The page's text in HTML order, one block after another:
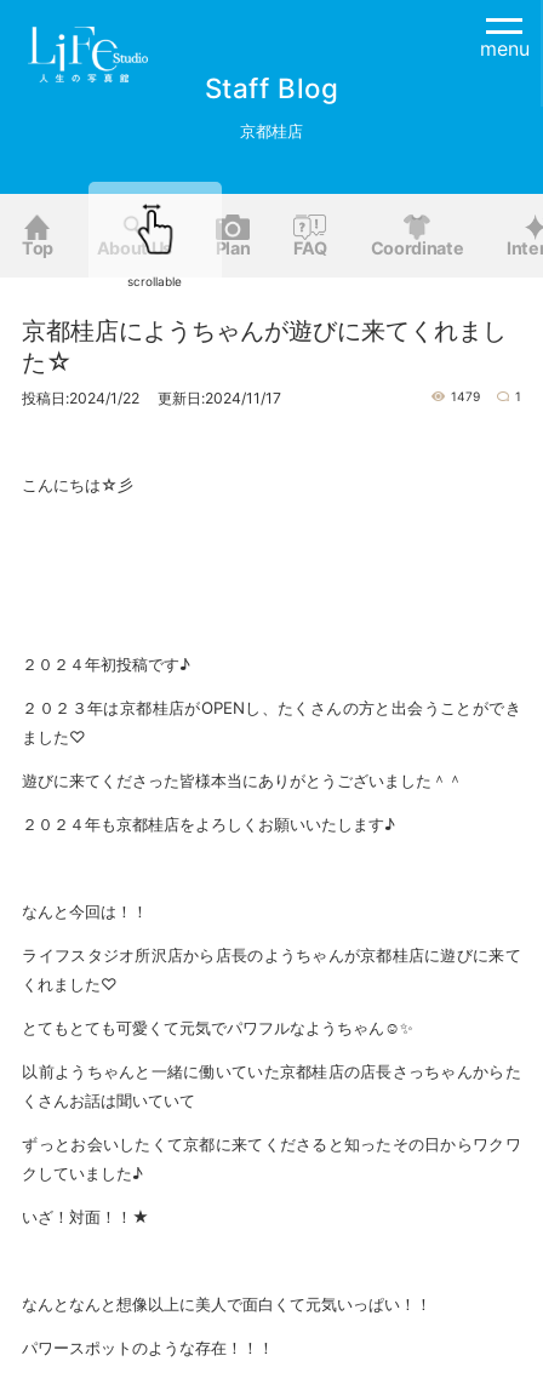
menu
Staff Blog
京都桂店
Top About Us Plan FAQ Coordinate
京都桂店にようちゃんが遊びに来てくれまし
た☆
投稿日:2024/1/22 更新日:2024/11/17 1479 1
こんにちは☆彡
２０２４年初投稿です♪
２０２３年は京都桂店がOPENし、たくさんの方と出会うことができ
ました♡
遊びに来てくださった皆様本当にありがとうございました＾＾
２０２４年も京都桂店をよろしくお願いいたします♪
なんと今回は！！
ライフスタジオ所沢店から店長のようちゃんが京都桂店に遊びに来て
くれました♡
とてもとても可愛くて元気でパワフルなようちゃん☺✨
以前ようちゃんと一緒に働いていた京都桂店の店長さっちゃんからた
くさんお話は聞いていて
ずっとお会いしたくて京都に来てくださると知ったその日からワクワ
クしていました♪
いざ！対面！！★
なんとなんと想像以上に美人で面白くて元気いっぱい！！
パワースポットのような存在！！！